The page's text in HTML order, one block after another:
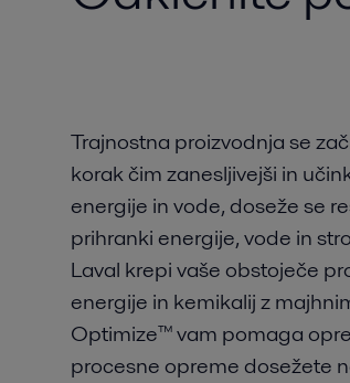
Trajnostna proizvodnja se
korak čim zanesljivejši in
energije in vode, doseže se
prihranki energije, vode in
Laval krepi vaše obstoječe
energije in kemikalij z
Optimize™ vam pomaga
procesne opreme dosežete